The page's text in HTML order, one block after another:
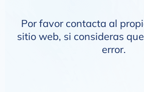
Por favor contacta al
sitio web, si consideras
error.